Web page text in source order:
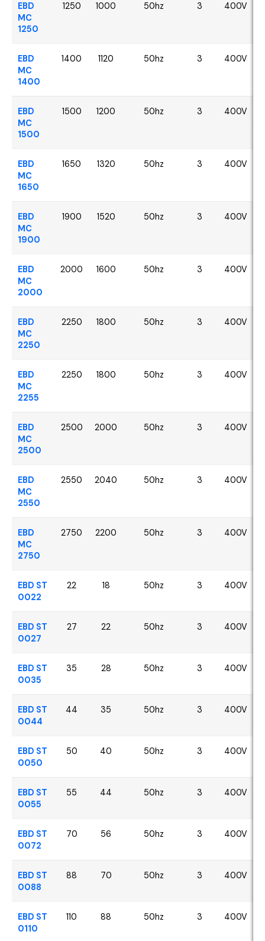
EBD
MC
1250
1250 1000 50hz 3 400V
EBD
MC
1400
1400 1120 50hz 3 400V
EBD
MC
1500
1500 1200 50hz 3 400V
EBD
MC
1650
1650 1320 50hz 3 400V
EBD
MC
1900
1900 1520 50hz 3 400V
EBD
MC
2000
2000 1600 50hz 3 400V
EBD
MC
2250
2250 1800 50hz 3 400V
EBD
MC
2255
2250 1800 50hz 3 400V
EBD
MC
2500
2500 2000 50hz 3 400V
EBD
MC
2550
2550 2040 50hz 3 400V
EBD
MC
2750
2750 2200 50hz 3 400V
EBD ST
0022
22 18 50hz 3 400V
EBD ST
0027
27 22 50hz 3 400V
EBD ST
0035
35 28 50hz 3 400V
EBD ST
0044
44 35 50hz 3 400V
EBD ST
0050
50 40 50hz 3 400V
EBD ST
0055
55 44 50hz 3 400V
EBD ST
0072
70 56 50hz 3 400V
EBD ST
0088
88 70 50hz 3 400V
EBD ST
0110
110 88 50hz 3 400V